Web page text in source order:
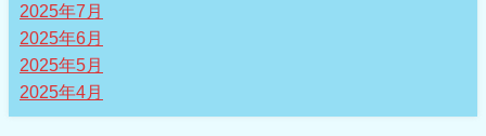
2025年7月
2025年6月
2025年5月
2025年4月